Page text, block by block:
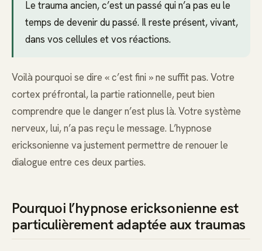
Le trauma ancien, c’est un passé qui n’a pas eu le
temps de devenir du passé. Il reste présent, vivant,
dans vos cellules et vos réactions.
Voilà pourquoi se dire « c’est fini » ne suffit pas. Votre
cortex préfrontal, la partie rationnelle, peut bien
comprendre que le danger n’est plus là. Votre système
nerveux, lui, n’a pas reçu le message. L’hypnose
ericksonienne va justement permettre de renouer le
dialogue entre ces deux parties.
Pourquoi l’hypnose ericksonienne est
particulièrement adaptée aux traumas